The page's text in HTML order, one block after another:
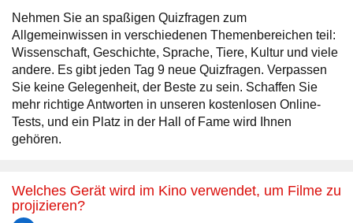
Nehmen Sie an spaßigen Quizfragen zum
Allgemeinwissen in verschiedenen Themenbereichen teil:
Wissenschaft, Geschichte, Sprache, Tiere, Kultur und viele
andere. Es gibt jeden Tag 9 neue Quizfragen. Verpassen
Sie keine Gelegenheit, der Beste zu sein. Schaffen Sie
mehr richtige Antworten in unseren kostenlosen Online-
Tests, und ein Platz in der Hall of Fame wird Ihnen
gehören.
Welches Gerät wird im Kino verwendet, um Filme zu
projizieren?